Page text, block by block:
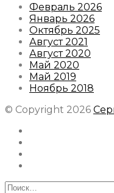
Февраль 2026
Январь 2026
Октябрь 2025
Август 2021
Август 2020
Май 2020
Май 2019
Ноябрь 2018
© Copyright 2026
Найти: